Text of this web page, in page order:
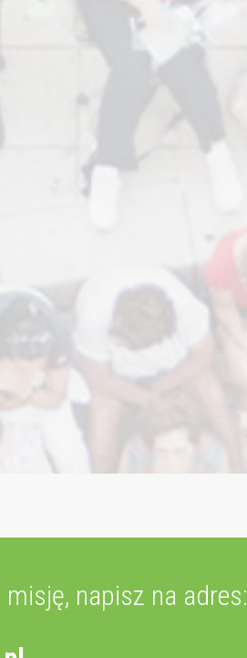
napisz na adres: